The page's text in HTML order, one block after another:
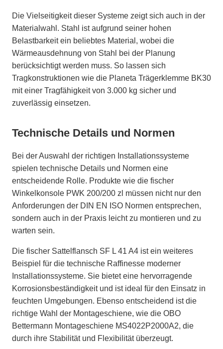
Die Vielseitigkeit dieser Systeme zeigt sich auch in der
Materialwahl. Stahl ist aufgrund seiner hohen
Belastbarkeit ein beliebtes Material, wobei die
Wärmeausdehnung von Stahl bei der Planung
berücksichtigt werden muss. So lassen sich
Tragkonstruktionen wie die Planeta Trägerklemme BK30
mit einer Tragfähigkeit von 3.000 kg sicher und
zuverlässig einsetzen.
Technische Details und Normen
Bei der Auswahl der richtigen Installationssysteme
spielen technische Details und Normen eine
entscheidende Rolle. Produkte wie die fischer
Winkelkonsole PWK 200/200 zl müssen nicht nur den
Anforderungen der DIN EN ISO Normen entsprechen,
sondern auch in der Praxis leicht zu montieren und zu
warten sein.
Die fischer Sattelflansch SF L 41 A4 ist ein weiteres
Beispiel für die technische Raffinesse moderner
Installationssysteme. Sie bietet eine hervorragende
Korrosionsbeständigkeit und ist ideal für den Einsatz in
feuchten Umgebungen. Ebenso entscheidend ist die
richtige Wahl der Montageschiene, wie die OBO
Bettermann Montageschiene MS4022P2000A2, die
durch ihre Stabilität und Flexibilität überzeugt.